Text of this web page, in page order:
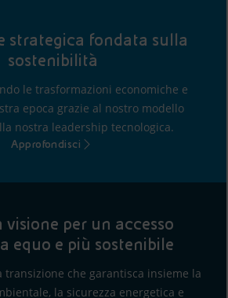
strategica fondata sulla
sostenibilità
le trasformazioni economiche e
epoca grazie al nostro modello
nostra leadership tecnologica.
Approfondisci
visione per un accesso
equo e più sostenibile
transizione che garantisca insieme la
la sicurezza energetica e